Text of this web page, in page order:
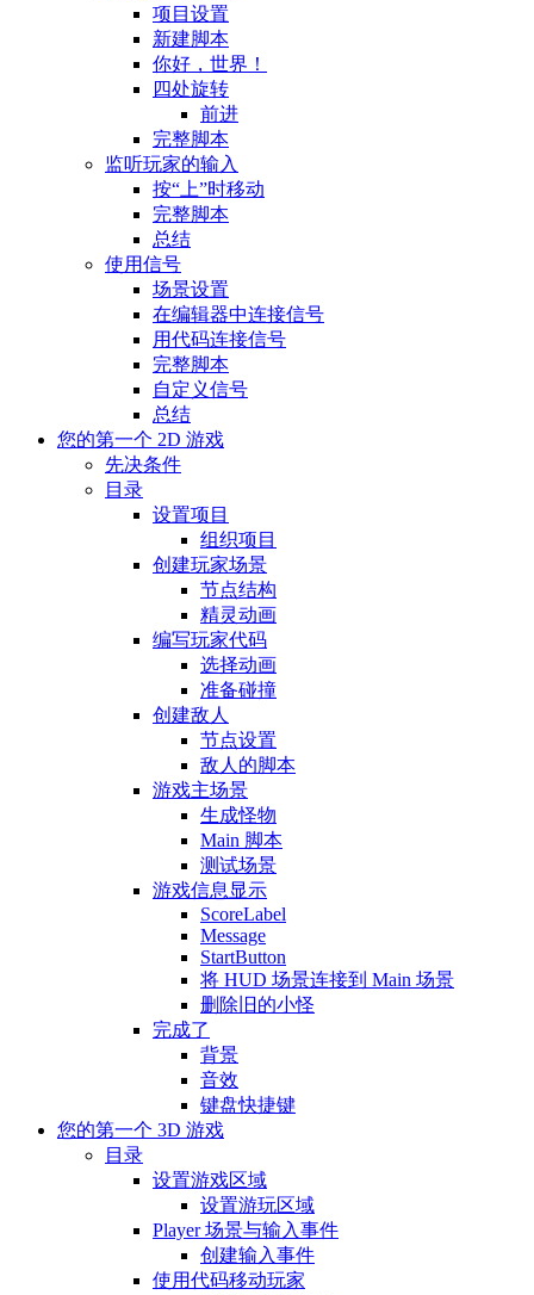
项目设置
新建脚本
你好，世界！
四处旋转
前进
完整脚本
监听玩家的输入
按“上”时移动
完整脚本
总结
使用信号
场景设置
在编辑器中连接信号
用代码连接信号
完整脚本
自定义信号
总结
您的第一个 2D 游戏
先决条件
目录
设置项目
组织项目
创建玩家场景
节点结构
精灵动画
编写玩家代码
选择动画
准备碰撞
创建敌人
节点设置
敌人的脚本
游戏主场景
生成怪物
Main 脚本
测试场景
游戏信息显示
ScoreLabel
Message
StartButton
将 HUD 场景连接到 Main 场景
删除旧的小怪
完成了
背景
音效
键盘快捷键
您的第一个 3D 游戏
目录
设置游戏区域
设置游玩区域
Player 场景与输入事件
创建输入事件
使用代码移动玩家